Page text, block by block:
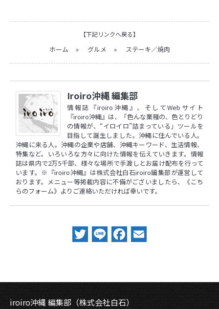
【下記リンクへ戻る】
ホーム » グルメ » ステーキ／焼肉
Iroiro沖縄 編集部
情報誌『iroiro沖縄』、そしてWebサイト
『iroiro沖縄』は、「色んな業種の、色とりどり
の情報が、“イロイロ”詰まっている」ツールを
目指して誕生しました。沖縄に住んでいる人。
沖縄に来る人。沖縄の企業や店舗、沖縄キーワード、生活情報、
特集など。いろいろな方々に向けた情報を伝えていきます。情報
誌は県内で2万5千部、様々な場所で手渡しとお届け配布を行って
います。※『iroiro沖縄』は株式会社白石iroiro編集部が運営して
おります。メニュー等掲載内容に不備がございましたら、
《こち
らのフォーム》 よりご連絡いただければ幸いです。
Twitter
LineFacebook
iroiro沖縄 編集部（株式会社白石）